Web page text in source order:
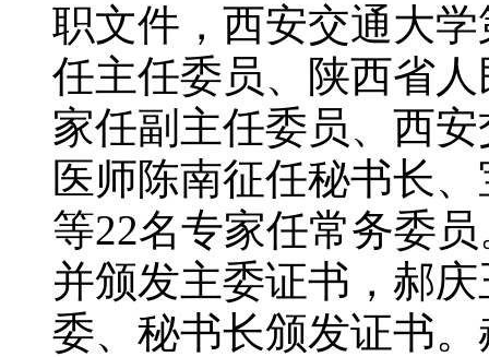
职文件，西安交通大
任主任委员、陕西省
家任副主任委员、西
医师陈南征任秘书长
等22名专家任常务委
并颁发主委证书，郝
委、秘书长颁发证书